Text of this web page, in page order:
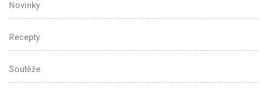
Novinky
Recepty
Soutěže